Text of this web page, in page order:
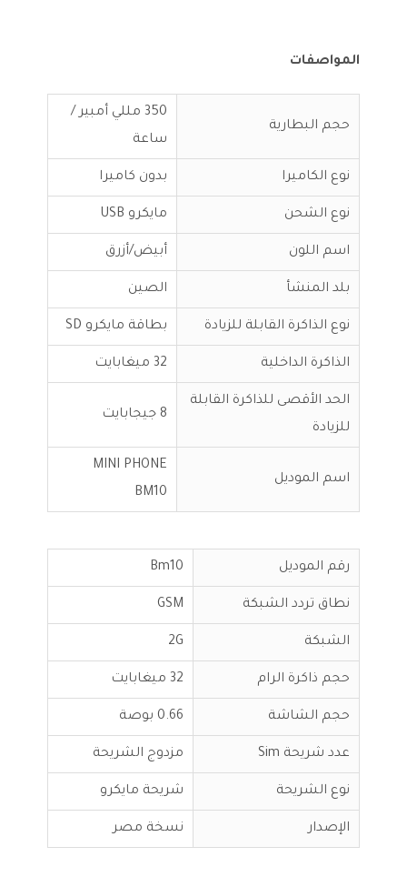
المواصفات
حجم البطارية
350 مللي أمبير /
ساعة
نوع الكاميرا بدون كاميرا
نوع الشحن مايكرو USB
اسم اللون أبيض/أزرق
بلد المنشأ الصين
نوع الذاكرة القابلة للزيادة بطاقة مايكرو SD
الذاكرة الداخلية 32 ميغابايت
الحد الأقصى للذاكرة القابلة
للزيادة
8 جيجابايت
اسم الموديل
MINI PHONE
BM10
رقم الموديل Bm10
نطاق تردد الشبكة GSM
الشبكة 2G
حجم ذاكرة الرام 32 ميغابايت
حجم الشاشة 0.66 بوصة
عدد شريحة Sim مزدوج الشريحة
نوع الشريحة شريحة مايكرو
الإصدار نسخة مصر